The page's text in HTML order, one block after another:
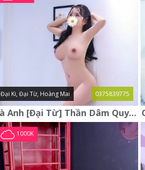
Đại Ki, Đại Từ, Hoàng Mai 0375839775
Hà Anh [Đại Từ] Thần Dâm Quyến Rũ Gợi Cảm - Ngực To Body Mượt
1000K